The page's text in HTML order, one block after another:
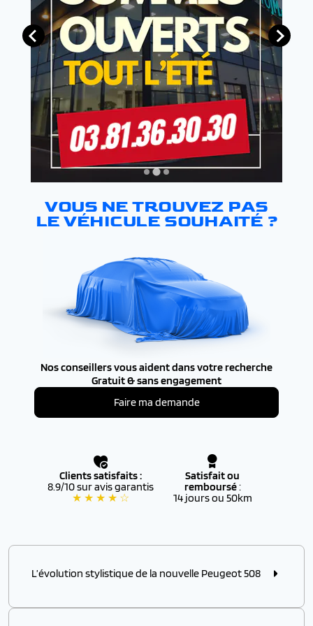
VOUS NE TROUVEZ PAS
LE VÉHICULE SOUHAITÉ ?
Nos conseillers vous aident dans votre recherche
Gratuit & sans engagement
Faire ma demande
Clients satisfaits :
8.9/10 sur avis garantis
★ ★ ★ ★ ☆
Satisfait ou
remboursé:
14 jours ou 50km
L’évolution stylistique de la nouvelle Peugeot 508
Celle qui avait inauguré le principe des crocs lumineux